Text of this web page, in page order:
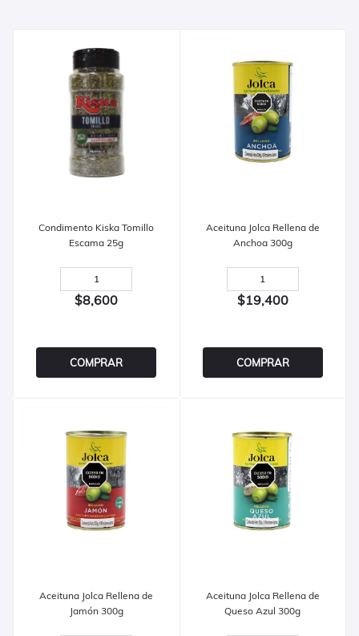
Condimento Kiska Tomillo
Escama 25g
$8,600
COMPRAR
Aceituna Jolca Rellena de
Anchoa 300g
$19,400
COMPRAR
Aceituna Jolca Rellena de
Jamón 300g
Aceituna Jolca Rellena de
Queso Azul 300g